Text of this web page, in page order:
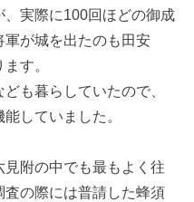
実際に100回ほどの御成
軍が城を出たのも田安
す。
も暮らしていたので、
していました。
附の中でも最もよく往
の際には普請した蜂須